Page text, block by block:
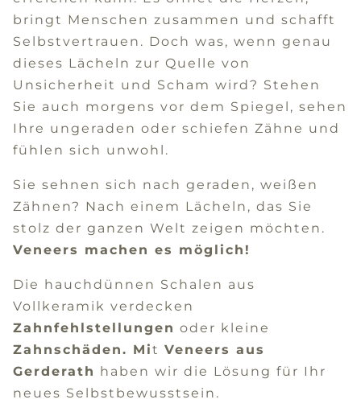
bringt Menschen zusammen und schafft
Selbstvertrauen. Doch was, wenn genau
dieses Lächeln zur Quelle von
Unsicherheit und Scham wird? Stehen
Sie auch morgens vor dem Spiegel, sehen
Ihre ungeraden oder schiefen Zähne und
fühlen sich unwohl.
Sie sehnen sich nach geraden, weißen
Zähnen? Nach einem Lächeln, das Sie
stolz der ganzen Welt zeigen möchten.
Veneers machen es möglich!
Die hauchdünnen Schalen aus
Vollkeramik verdecken
Zahnfehlstellungen oder kleine
Zahnschäden. Mit Veneers aus
Gerderath haben wir die Lösung für Ihr
neues Selbstbewusstsein.